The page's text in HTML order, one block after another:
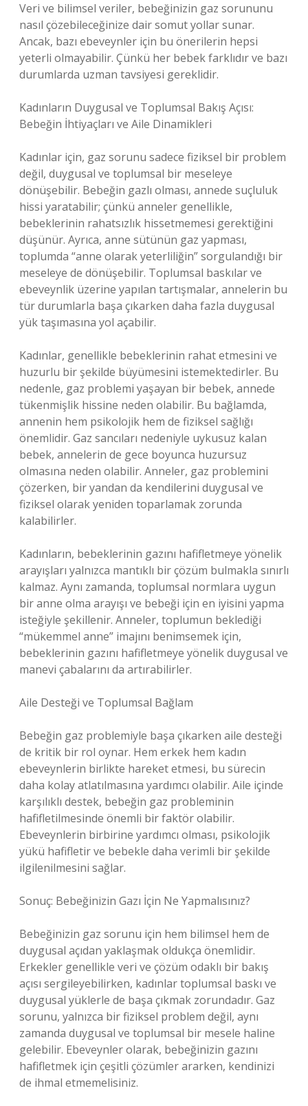
Veri ve bilimsel veriler, bebeğinizin gaz sorununu
nasıl çözebileceğinize dair somut yollar sunar.
Ancak, bazı ebeveynler için bu önerilerin hepsi
yeterli olmayabilir. Çünkü her bebek farklıdır ve bazı
durumlarda uzman tavsiyesi gereklidir.
Kadınların Duygusal ve Toplumsal Bakış Açısı:
Bebeğin İhtiyaçları ve Aile Dinamikleri
Kadınlar için, gaz sorunu sadece fiziksel bir problem
değil, duygusal ve toplumsal bir meseleye
dönüşebilir. Bebeğin gazlı olması, annede suçluluk
hissi yaratabilir; çünkü anneler genellikle,
bebeklerinin rahatsızlık hissetmemesi gerektiğini
düşünür. Ayrıca, anne sütünün gaz yapması,
toplumda “anne olarak yeterliliğin” sorgulandığı bir
meseleye de dönüşebilir. Toplumsal baskılar ve
ebeveynlik üzerine yapılan tartışmalar, annelerin bu
tür durumlarla başa çıkarken daha fazla duygusal
yük taşımasına yol açabilir.
Kadınlar, genellikle bebeklerinin rahat etmesini ve
huzurlu bir şekilde büyümesini istemektedirler. Bu
nedenle, gaz problemi yaşayan bir bebek, annede
tükenmişlik hissine neden olabilir. Bu bağlamda,
annenin hem psikolojik hem de fiziksel sağlığı
önemlidir. Gaz sancıları nedeniyle uykusuz kalan
bebek, annelerin de gece boyunca huzursuz
olmasına neden olabilir. Anneler, gaz problemini
çözerken, bir yandan da kendilerini duygusal ve
fiziksel olarak yeniden toparlamak zorunda
kalabilirler.
Kadınların, bebeklerinin gazını hafifletmeye yönelik
arayışları yalnızca mantıklı bir çözüm bulmakla sınırlı
kalmaz. Aynı zamanda, toplumsal normlara uygun
bir anne olma arayışı ve bebeği için en iyisini yapma
isteğiyle şekillenir. Anneler, toplumun beklediği
“mükemmel anne” imajını benimsemek için,
bebeklerinin gazını hafifletmeye yönelik duygusal ve
manevi çabalarını da artırabilirler.
Aile Desteği ve Toplumsal Bağlam
Bebeğin gaz problemiyle başa çıkarken aile desteği
de kritik bir rol oynar. Hem erkek hem kadın
ebeveynlerin birlikte hareket etmesi, bu sürecin
daha kolay atlatılmasına yardımcı olabilir. Aile içinde
karşılıklı destek, bebeğin gaz probleminin
hafifletilmesinde önemli bir faktör olabilir.
Ebeveynlerin birbirine yardımcı olması, psikolojik
yükü hafifletir ve bebekle daha verimli bir şekilde
ilgilenilmesini sağlar.
Sonuç: Bebeğinizin Gazı İçin Ne Yapmalısınız?
Bebeğinizin gaz sorunu için hem bilimsel hem de
duygusal açıdan yaklaşmak oldukça önemlidir.
Erkekler genellikle veri ve çözüm odaklı bir bakış
açısı sergileyebilirken, kadınlar toplumsal baskı ve
duygusal yüklerle de başa çıkmak zorundadır. Gaz
sorunu, yalnızca bir fiziksel problem değil, aynı
zamanda duygusal ve toplumsal bir mesele haline
gelebilir. Ebeveynler olarak, bebeğinizin gazını
hafifletmek için çeşitli çözümler ararken, kendinizi
de ihmal etmemelisiniz.